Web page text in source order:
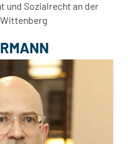
und Sozialrecht an der